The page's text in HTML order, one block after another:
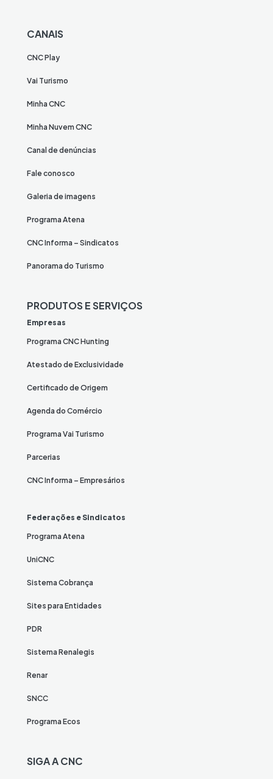
CANAIS
CNC Play
Vai Turismo
Minha CNC
Minha Nuvem CNC
Canal de denúncias
Fale conosco
Galeria de imagens
Programa Atena
CNC Informa – Sindicatos
Panorama do Turismo
PRODUTOS E SERVIÇOS
Empresas
Programa CNC Hunting
Atestado de Exclusividade
Certificado de Origem
Agenda do Comércio
Programa Vai Turismo
Parcerias
CNC Informa – Empresários
Federações e Sindicatos
Programa Atena
UniCNC
Sistema Cobrança
Sites para Entidades
PDR
Sistema Renalegis
Renar
SNCC
Programa Ecos
SIGA A CNC